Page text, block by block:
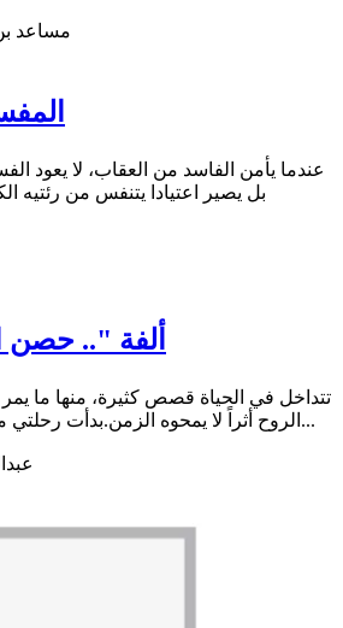
مساعد
عندما يأمن الفاسد من العقاب، لا يعود
بل يصير اعتيادا يتنفس من رئتيه
" ألفة ".. حصن
تتداخل في الحياة قصص كثيرة، منها ما يمر
الروح أثراً لا يمحوه الزمن.بدأت رحلتي مع جمعية التنمية الأسرية...